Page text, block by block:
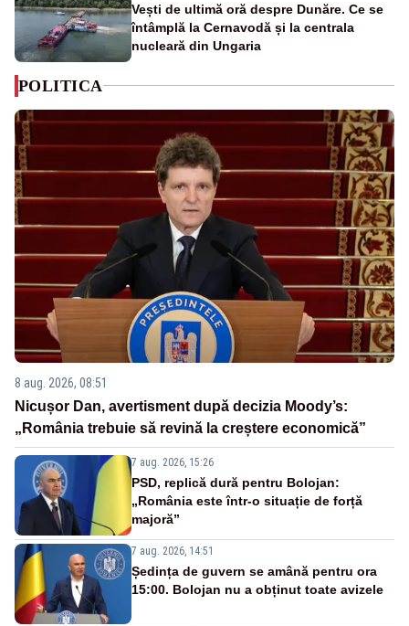
Vești de ultimă oră despre Dunăre. Ce se
întâmplă la Cernavodă și la centrala
nucleară din Ungaria
POLITICA
8 aug. 2026, 08:51
Nicușor Dan, avertisment după decizia Moody’s:
„România trebuie să revină la creștere economică”
7 aug. 2026, 15:26
PSD, replică dură pentru Bolojan:
„România este într-o situație de forță
majoră”
7 aug. 2026, 14:51
Ședința de guvern se amână pentru ora
15:00. Bolojan nu a obținut toate avizele